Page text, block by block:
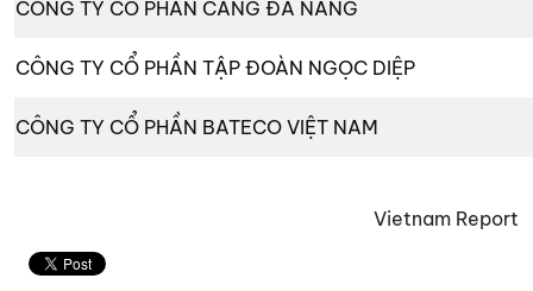
CÔNG TY CỔ PHẦN CẢNG ĐÀ NẴNG
CÔNG TY CỔ PHẦN TẬP ĐOÀN NGỌC DIỆP
CÔNG TY CỔ PHẦN BATECO VIỆT NAM
Vietnam Report